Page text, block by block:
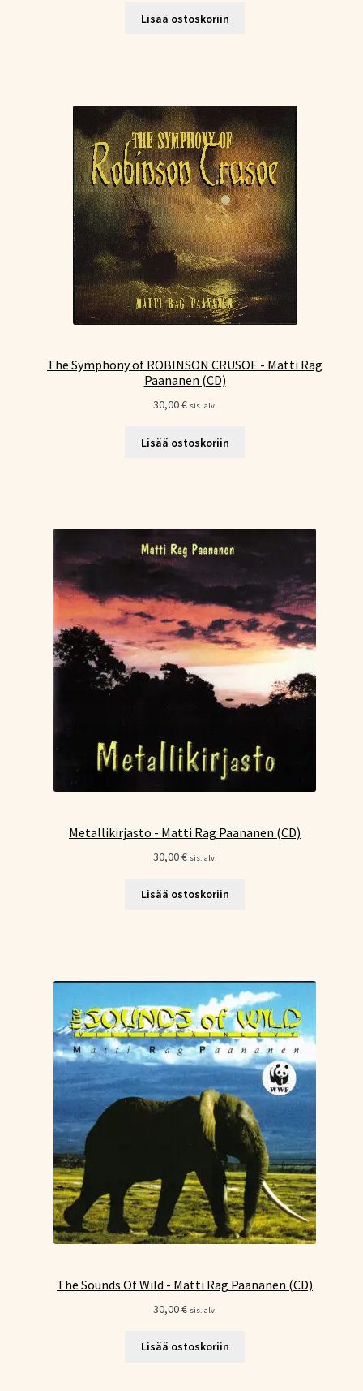
Lisää ostoskoriin
The Symphony of ROBINSON CRUSOE - Matti Rag
Paananen (CD)
30,00€ sis. alv.
Lisää ostoskoriin
Metallikirjasto - Matti Rag Paananen (CD)
30,00€ sis. alv.
Lisää ostoskoriin
The Sounds Of Wild - Matti Rag Paananen (CD)
30,00€ sis. alv.
Lisää ostoskoriin